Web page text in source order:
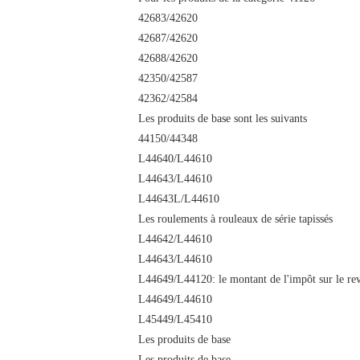
42683/42620
42687/42620
42688/42620
42350/42587
42362/42584
Les produits de base sont les suivants
44150/44348
L44640/L44610
L44643/L44610
L44643L/L44610
Les roulements à rouleaux de série tapissés
L44642/L44610
L44643/L44610
L44649/L44120: le montant de l'impôt sur le
L44649/L44610
L45449/L45410
Les produits de base